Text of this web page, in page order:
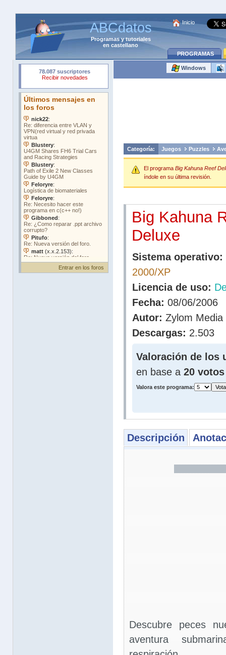
ABCdatos
Programasytutoriales
en castellano
Inicio
PROGRAMAS
Entrar en los foros
Windows
Categoría: Juegos Puzzles
El programa Big Kahuna Reef
índole en su última revisión.
Big Kahuna
Deluxe
Sistema operativo:
2000/XP
Licencia de uso:
Fecha: 08/06/2006
Autor: Zylom Media
Descargas: 2.503
Valoración de los
en base a 20 votos
Valora este programa:
Descripción
Descubre peces
aventura